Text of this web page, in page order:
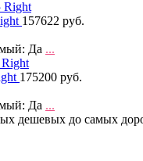
157622 руб.
Да ...
175200 руб.
Да ...
дешевых до самых